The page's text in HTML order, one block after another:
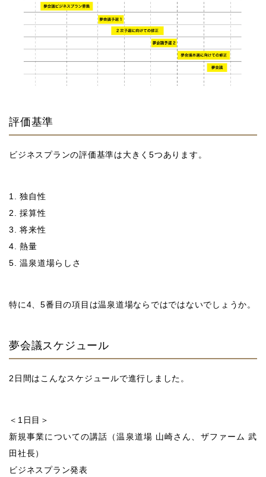
評価基準
ビジネスプランの評価基準は大きく5つあります。
1. 独自性
2. 採算性
3. 将来性
4. 熱量
5. 温泉道場らしさ
特に4、5番目の項目は温泉道場ならではではないでしょうか。
夢会議スケジュール
2日間はこんなスケジュールで進行しました。
＜1日目＞
新規事業についての講話（温泉道場 山崎さん、ザファーム 武
田社長）
ビジネスプラン発表